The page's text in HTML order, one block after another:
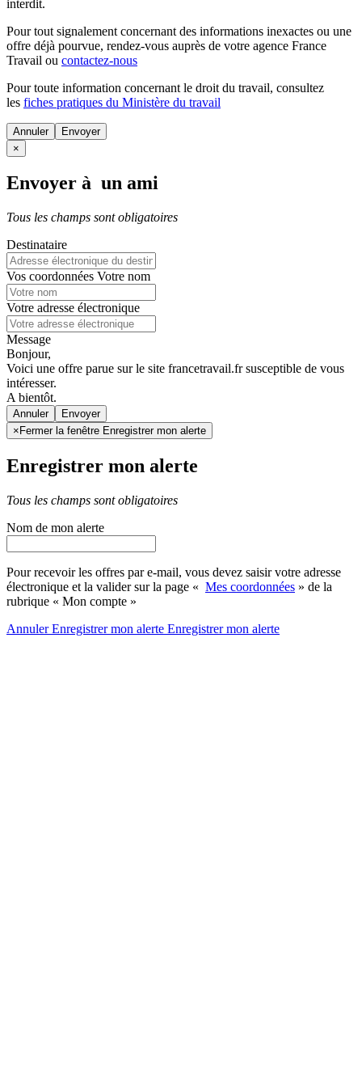
interdit.
Pour tout signalement concernant des informations inexactes ou une
offre déjà pourvue, rendez-vous auprès de votre agence France
Travail ou contactez-nous
Pour toute information concernant le droit du travail, consultez
les fiches pratiques du Ministère du travail
Annuler
×
Envoyer à un ami
Tous les champs sont obligatoires
Destinataire
Vos coordonnées Votre nom
Votre adresse électronique
Message
Bonjour,
Voici une offre parue sur le site francetravail.fr susceptible de vous
intéresser.
A bientôt.
Annuler
× Fermer la fenêtre Enregistrer mon alerte
Enregistrer mon alerte
Tous les champs sont obligatoires
Nom de mon alerte
Pour recevoir les offres par e-mail, vous devez saisir votre adresse
électronique et la valider sur la page « Mes coordonnées » de la
rubrique « Mon compte »
AnnulerEnregistrer mon alerte Enregistrermon alerte